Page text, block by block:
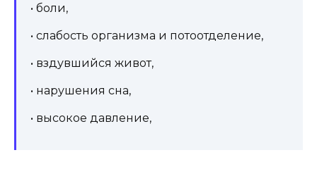
• боли,
• слабость организма и потоотделение,
• вздувшийся живот,
• нарушения сна,
• высокое давление,